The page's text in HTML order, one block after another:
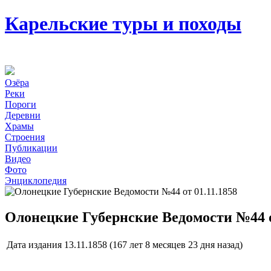
Карельские туры и походы
Озёра
Реки
Пороги
Деревни
Храмы
Строения
Публикации
Видео
Фото
Энциклопедия
Олонецкие Губернские Ведомости №44
Дата издания 13.11.1858 (167 лет 8 месяцев 23 дня назад)